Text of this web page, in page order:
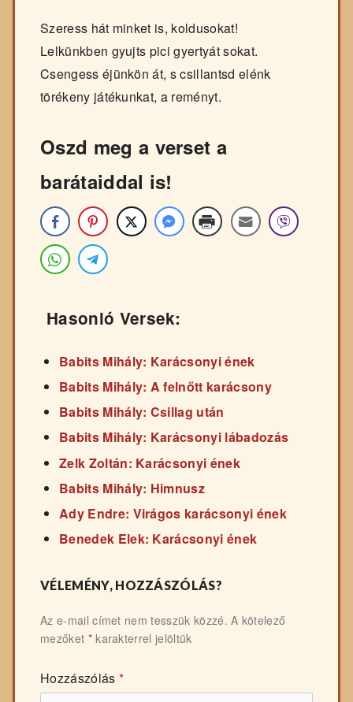
Szeress hát minket is, koldusokat!
Lelkünkben gyujts pici gyertyát sokat.
Csengess éjünkön át, s csillantsd elénk
törékeny játékunkat, a reményt.
Oszd meg a verset a
barátaiddal is!
Hasonló Versek:
Babits Mihály: Karácsonyi ének
Babits Mihály: A felnőtt karácsony
Babits Mihály: Csillag után
Babits Mihály: Karácsonyi lábadozás
Zelk Zoltán: Karácsonyi ének
Babits Mihály: Himnusz
Ady Endre: Virágos karácsonyi ének
Benedek Elek: Karácsonyi ének
VÉLEMÉNY, HOZZÁSZÓLÁS?
Az e-mail címet nem tesszük közzé. A kötelező
mezőket *karakterrel jelöltük
Hozzászólás *